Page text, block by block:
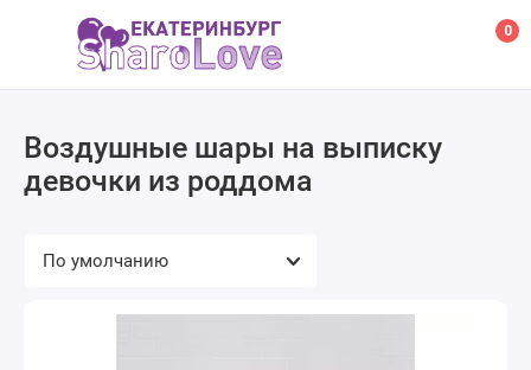
0
Воздушные шары на выписку
девочки из роддома